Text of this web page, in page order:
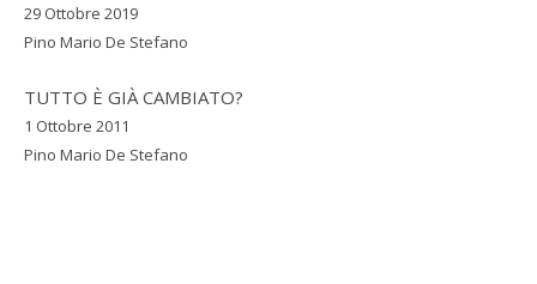
29 Ottobre 2019
Pino Mario De Stefano
TUTTO È GIÀ CAMBIATO?
1 Ottobre 2011
Pino Mario De Stefano